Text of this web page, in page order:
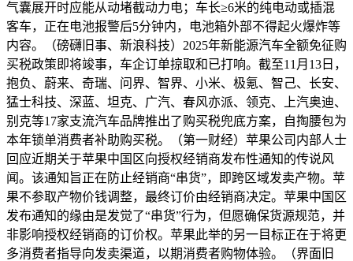
气囊展开时应能从动堵截动力电；车长≥6米的纯电动或插混
客车，正在电池报警后5分钟内，电池箱外部不得起火爆炸等
内容。（磅礴旧事、新浪科技）2025年新能源汽车全额免征购
买税政策即将竣事，车企订单掠取和已打响。截至11月13日，
抱负、蔚来、奇瑞、问界、智界、小米、极氪、智己、长安、
猛士科技、深蓝、坦克、广汽、春风亦派、领克、上汽奥迪、
别克等17家支流汽车品牌推出了购买税兜底方案，自掏腰包为
本年锁单消费者补助购买税。（第一财经）苹果公司内部人士
回应近期关于苹果中国区向授权经销商发布性通知的传说风
闻。该通知旨正在防止经销商“串货”，即跨区域发卖产物。苹
果不参取产物价钱调整，最终订价由经销商决定。苹果中国区
发布通知的缘由是发觉了“串货”行为，但愿确保货源规范，并
非影响授权经销商的订价权。苹果此举的另一目标正在于将更
多消费者指导向发卖渠道，以期消费者购物体验。（界面旧